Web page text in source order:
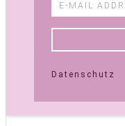
Datenschutz